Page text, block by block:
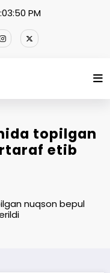
PM
topilgan
etib
nuqson bepul